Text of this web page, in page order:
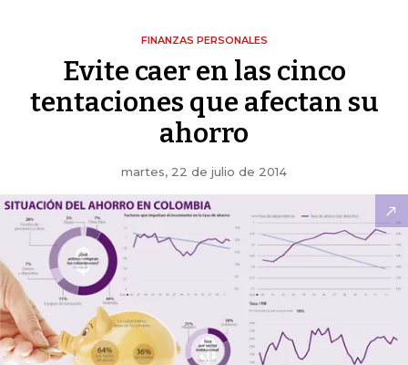
FINANZAS PERSONALES
Evite caer en las cinco
tentaciones que afectan su
ahorro
martes, 22 de julio de 2014